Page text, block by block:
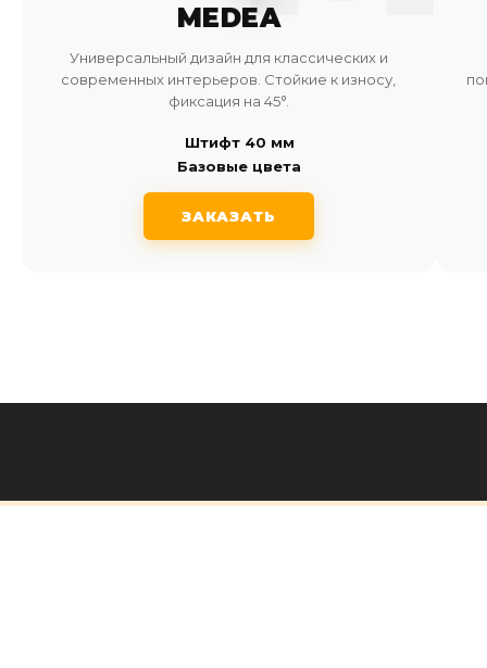
MEDEA
Универсальный дизайн для классических и
современных интерьеров. Стойкие к износу,
фиксация на 45°.
Штифт 40 мм
Базовые цвета
ЗАКАЗАТЬ